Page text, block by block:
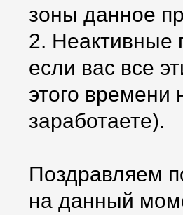
зоны данное
2. Неактивные
если вас все
этого
заработаете).
Поздравляем
на данный